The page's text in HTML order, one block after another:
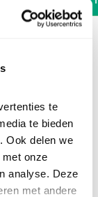
te
te bieden
Ook delen we
onze
analyse. Deze
met andere